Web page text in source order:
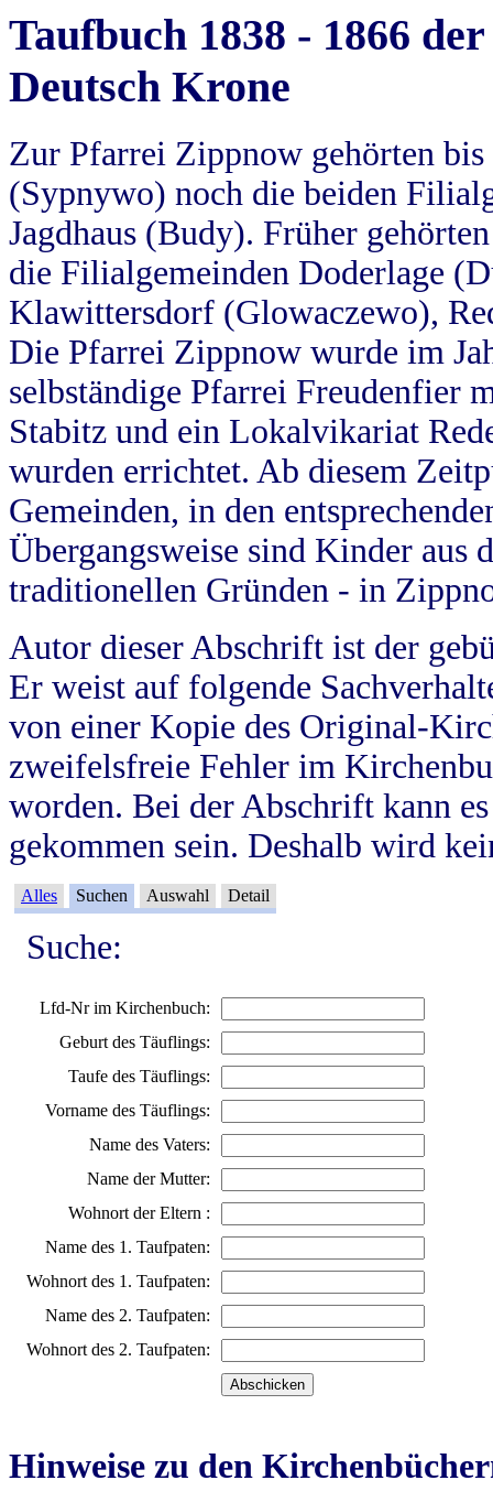
Taufbuch 1838 - 1866
Deutsch Krone
Zur Pfarrei Zippnow gehörten
(Sypnywo) noch die beiden
Jagdhaus (Budy). Früher
die Filialgemeinden Doderlage
Klawittersdorf (Glowaczewo),
Die Pfarrei Zippnow wurde im
selbständige Pfarrei Freudenfier
Stabitz und ein Lokalvikariat
wurden errichtet. Ab diesem
Gemeinden, in den
Übergangsweise sind Kinder aus
traditionellen Gründen - in
Autor dieser Abschrift ist der
Er weist auf folgende
von einer Kopie des Original-
zweifelsfreie Fehler im
worden. Bei der Abschrift kann
gekommen sein. Deshalb wird
Alles Suchen Auswahl Detail
Suche:
Lfd-Nr im Kirchenbuch:
Geburt des Täuflings:
Taufe des Täuflings:
Vorname des Täuflings:
Name des Vaters:
Name der Mutter:
Wohnort der Eltern :
Name des 1. Taufpaten:
Wohnort des 1. Taufpaten:
Name des 2. Taufpaten:
Wohnort des 2. Taufpaten:
Hinweise zu den